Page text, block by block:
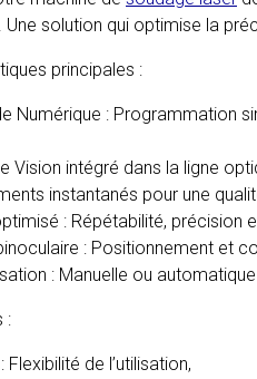
Une solution qui optimise la
principales :
Numérique : Programmation
Vision intégré dans la ligne
instantanés pour une
: Répétabilité, précision
: Positionnement et
: Manuelle ou
:
Flexibilité de l’utilisation,